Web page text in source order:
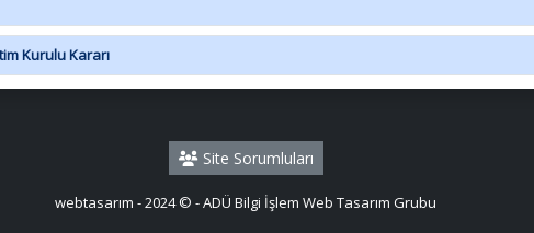
Kurulu Kararı
Site Sorumluları
webtasarım - 2024 © - ADÜ Bilgi İşlem Web Tasarım Grubu